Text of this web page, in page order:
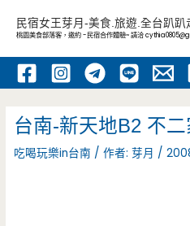
內
民宿女王芽月-美食.旅遊.全台趴趴
桃園美食部落客，邀約 -民宿合作體驗~ 請洽
台南-新天地B2 不二
吃喝玩樂in台南 / 作者:芽月 /